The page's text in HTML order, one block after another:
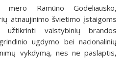
mero Ramūno Godeliausko,
atnaujinimo švietimo įstaigoms
užtikrinti valstybinių brandos
ugdymo bei nacionalinių
vykdymą, nes ne paslaptis,